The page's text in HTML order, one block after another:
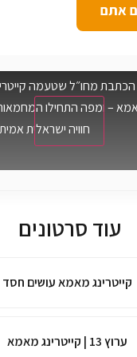
אתם
הכתבת מחו״ל שטעמה
– ומפה התחילו
חוויה ישראלית
עוד סרטונים
קייטרינג מאמא עושים חסד
ערוץ 13 | קייטרינג מאמא